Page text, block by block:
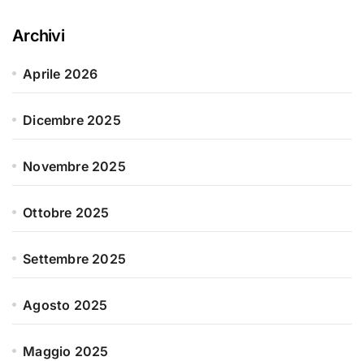
Archivi
Aprile 2026
Dicembre 2025
Novembre 2025
Ottobre 2025
Settembre 2025
Agosto 2025
Maggio 2025